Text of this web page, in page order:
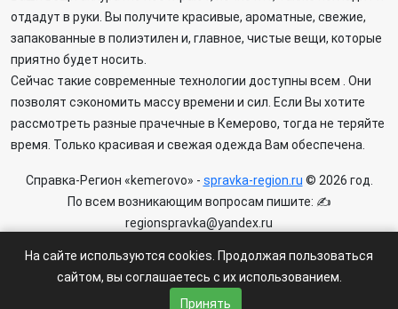
отдадут в руки. Вы получите красивые, ароматные, свежие,
запакованные в полиэтилен и, главное, чистые вещи, которые
приятно будет носить.
Сейчас такие современные технологии доступны всем . Они
позволят сэкономить массу времени и сил. Если Вы хотите
рассмотреть разные прачечные в Кемерово, тогда не теряйте
время. Только красивая и свежая одежда Вам обеспечена.
Справка-Регион «kemerovo» - spravka-region.ru © 2026 год.
По всем возникающим вопросам пишите: ✍
regionspravka@yandex.ru
ограничения 6+.
Пользовательское соглашение|Политика конфиденциальности
На сайте используются cookies. Продолжая пользоваться
сайтом, вы соглашаетесь с их использованием.
Принять